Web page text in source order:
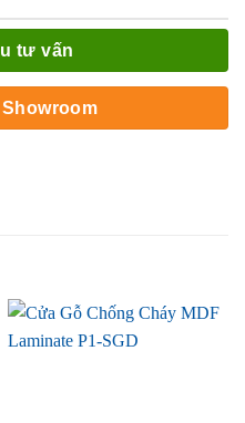
tư vấn